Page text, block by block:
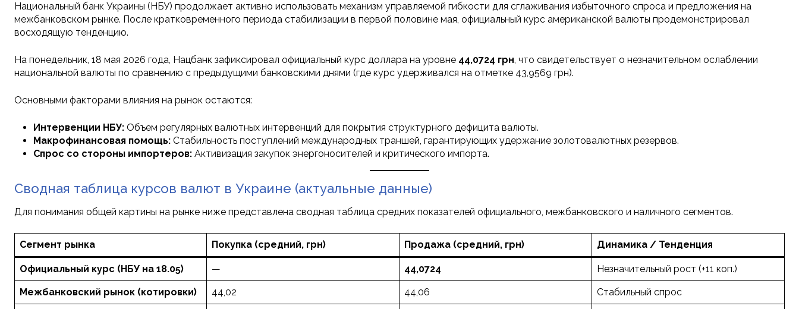
Национальный банк Украины (НБУ) продолжает активно использовать механизм управляемой гибкости для сглаживания избыточного спроса и предложения на
межбанковском рынке. После кратковременного периода стабилизации в первой половине мая, официальный курс американской валюты продемонстрировал
восходящую тенденцию.
На понедельник, 18 мая 2026 года, Нацбанк зафиксировал официальный курс доллара на уровне 44,0724 грн, что свидетельствует о незначительном ослаблении
национальной валюты по сравнению с предыдущими банковскими днями (где курс удерживался на отметке 43,9569 грн).
Основными факторами влияния на рынок остаются:
Интервенции НБУ: Объем регулярных валютных интервенций для покрытия структурного дефицита валюты.
Макрофинансовая помощь: Стабильность поступлений международных траншей, гарантирующих удержание золотовалютных резервов.
Спрос со стороны импортеров: Активизация закупок энергоносителей и критического импорта.
Сводная таблица курсов валют в Украине (актуальные данные)
Для понимания общей картины на рынке ниже представлена сводная таблица средних показателей официального, межбанковского и наличного сегментов.
Сегмент рынка Покупка (средний, грн) Продажа (средний, грн) Динамика / Тенденция
Официальный курс (НБУ на 18.05) — 44,0724 Незначительный рост (+11 коп.)
Межбанковский рынок (котировки) 44,02 44,06 Стабильный спрос